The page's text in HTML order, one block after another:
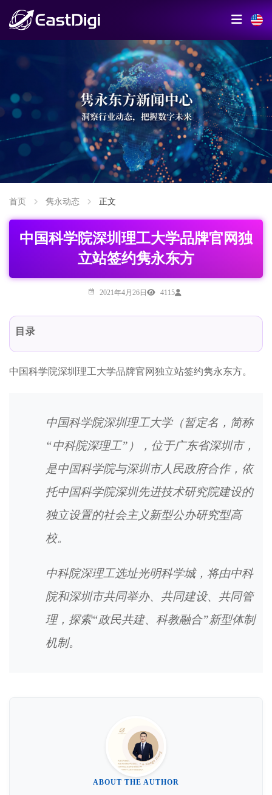
首页 隽永动态 正文
中国科学院深圳理工大学品牌官网独
立站签约隽永东方
2021年4月26日 4115
目录
中国科学院深圳理工大学品牌官网独立站签约隽永东方。
中国科学院深圳理工大学（暂定名，简称
“中科院深理工”），位于广东省深圳市，
是中国科学院与深圳市人民政府合作，依
托中国科学院深圳先进技术研究院建设的
独立设置的社会主义新型公办研究型高
校。
中科院深理工选址光明科学城，将由中科
院和深圳市共同举办、共同建设、共同管
理，探索“政民共建、科教融合”新型体制
机制。
ABOUT THE AUTHOR